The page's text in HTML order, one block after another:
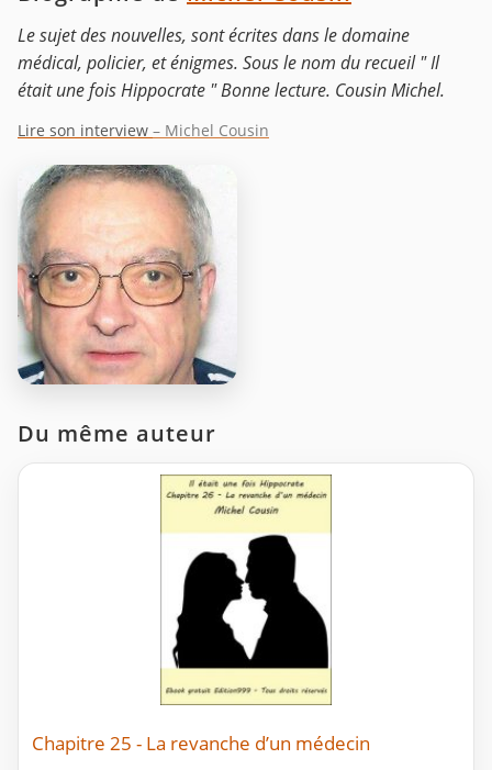
Le sujet des nouvelles, sont écrites dans le domaine
médical, policier, et énigmes. Sous le nom du recueil " Il
était une fois Hippocrate " Bonne lecture. Cousin Michel.
Lire son interview – Michel Cousin
Du même auteur
Chapitre 25 - La revanche d’un médecin